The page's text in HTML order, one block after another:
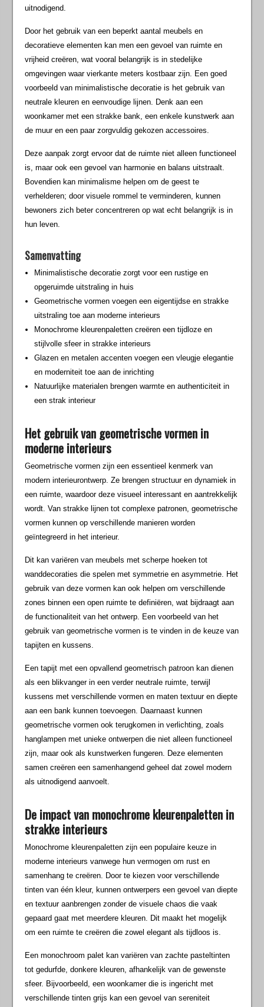
uitnodigend.
Door het gebruik van een beperkt aantal meubels en
decoratieve elementen kan men een gevoel van ruimte en
vrijheid creëren, wat vooral belangrijk is in stedelijke
omgevingen waar vierkante meters kostbaar zijn. Een goed
voorbeeld van minimalistische decoratie is het gebruik van
neutrale kleuren en eenvoudige lijnen. Denk aan een
woonkamer met een strakke bank, een enkele kunstwerk aan
de muur en een paar zorgvuldig gekozen accessoires.
Deze aanpak zorgt ervoor dat de ruimte niet alleen functioneel
is, maar ook een gevoel van harmonie en balans uitstraalt.
Bovendien kan minimalisme helpen om de geest te
verhelderen; door visuele rommel te verminderen, kunnen
bewoners zich beter concentreren op wat echt belangrijk is in
hun leven.
Samenvatting
Minimalistische decoratie zorgt voor een rustige en
opgeruimde uitstraling in huis
Geometrische vormen voegen een eigentijdse en strakke
uitstraling toe aan moderne interieurs
Monochrome kleurenpaletten creëren een tijdloze en
stijlvolle sfeer in strakke interieurs
Glazen en metalen accenten voegen een vleugje elegantie
en moderniteit toe aan de inrichting
Natuurlijke materialen brengen warmte en authenticiteit in
een strak interieur
Het gebruik van geometrische vormen in
moderne interieurs
Geometrische vormen zijn een essentieel kenmerk van
modern interieurontwerp. Ze brengen structuur en dynamiek in
een ruimte, waardoor deze visueel interessant en aantrekkelijk
wordt. Van strakke lijnen tot complexe patronen, geometrische
vormen kunnen op verschillende manieren worden
geïntegreerd in het interieur.
Dit kan variëren van meubels met scherpe hoeken tot
wanddecoraties die spelen met symmetrie en asymmetrie. Het
gebruik van deze vormen kan ook helpen om verschillende
zones binnen een open ruimte te definiëren, wat bijdraagt aan
de functionaliteit van het ontwerp. Een voorbeeld van het
gebruik van geometrische vormen is te vinden in de keuze van
tapijten en kussens.
Een tapijt met een opvallend geometrisch patroon kan dienen
als een blikvanger in een verder neutrale ruimte, terwijl
kussens met verschillende vormen en maten textuur en diepte
aan een bank kunnen toevoegen. Daarnaast kunnen
geometrische vormen ook terugkomen in verlichting, zoals
hanglampen met unieke ontwerpen die niet alleen functioneel
zijn, maar ook als kunstwerken fungeren. Deze elementen
samen creëren een samenhangend geheel dat zowel modern
als uitnodigend aanvoelt.
De impact van monochrome kleurenpaletten in
strakke interieurs
Monochrome kleurenpaletten zijn een populaire keuze in
moderne interieurs vanwege hun vermogen om rust en
samenhang te creëren. Door te kiezen voor verschillende
tinten van één kleur, kunnen ontwerpers een gevoel van diepte
en textuur aanbrengen zonder de visuele chaos die vaak
gepaard gaat met meerdere kleuren. Dit maakt het mogelijk
om een ruimte te creëren die zowel elegant als tijdloos is.
Een monochroom palet kan variëren van zachte pasteltinten
tot gedurfde, donkere kleuren, afhankelijk van de gewenste
sfeer. Bijvoorbeeld, een woonkamer die is ingericht met
verschillende tinten grijs kan een gevoel van sereniteit